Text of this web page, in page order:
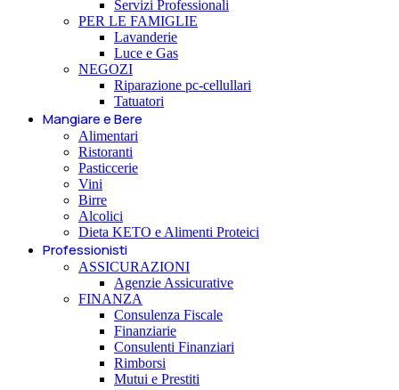
Servizi Professionali
PER LE FAMIGLIE
Lavanderie
Luce e Gas
NEGOZI
Riparazione pc-cellullari
Tatuatori
Mangiare e Bere
Alimentari
Ristoranti
Pasticcerie
Vini
Birre
Alcolici
Dieta KETO e Alimenti Proteici
Professionisti
ASSICURAZIONI
Agenzie Assicurative
FINANZA
Consulenza Fiscale
Finanziarie
Consulenti Finanziari
Rimborsi
Mutui e Prestiti